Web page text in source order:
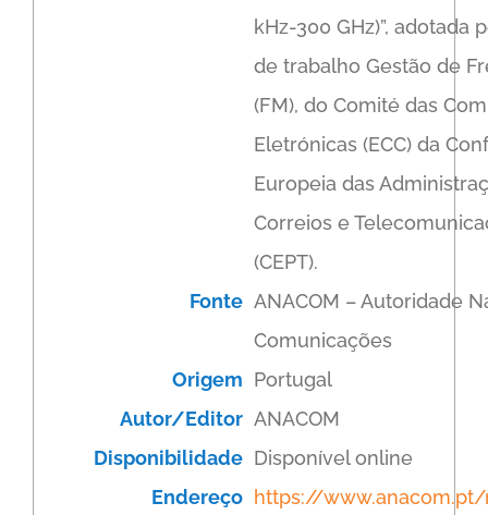
kHz-300 GHz)”, adotada
de trabalho Gestão de
(FM), do Comité das
Eletrónicas (ECC) da
Europeia das
Correios e
(CEPT).
Fonte ANACOM – Autoridade
Comunicações
Origem Portugal
Autor/Editor ANACOM
Disponibilidade Disponível online
Endereço https://www.anacom.pt/